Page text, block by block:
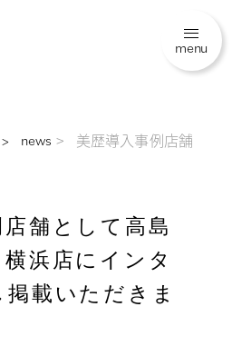
menu
news 美歴導入事例店舗とし
舗として高島
浜店にインタ
載いただきま